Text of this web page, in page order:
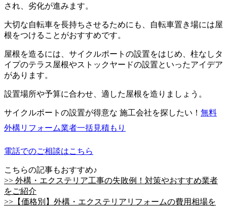
され、劣化が進みます。
大切な自転車を長持ちさせるためにも、自転車置き場には屋
根をつけることがおすすめです。
屋根を造るには、サイクルポートの設置をはじめ、柱なしタ
イプのテラス屋根やストックヤードの設置といったアイデア
があります。
設置場所や予算に合わせ、適した屋根を造りましょう。
サイクルポートの設置が得意な 施工会社を探したい！ 無料
外構リフォーム業者一括見積もり
電話でのご相談はこちら
こちらの記事もおすすめ♪
>> 外構・エクステリア工事の失敗例！対策やおすすめ業者
をご紹介
>>【価格別】外構・エクステリアリフォームの費用相場を